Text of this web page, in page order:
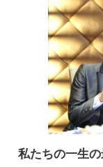
私たちの一生